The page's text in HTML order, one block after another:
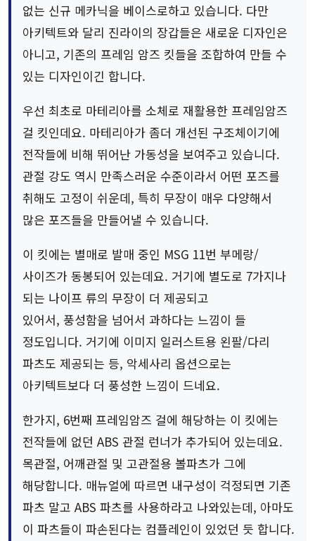
없는 신규 메카닉을 베이스로하고 있습니다. 다만
아키텍트와 달리 진라이의 장갑들은 새로운 디자인은
아니고, 기존의 프레임 암즈 킷들을 조합하여 만들 수
있는 디자인이긴 합니다.
우선 최초로 마테리아를 소체로 재활용한 프레임암즈
걸 킷인데요. 마테리아가 좀더 개선된 구조체이기에
전작들에 비해 뛰어난 가동성을 보여주고 있습니다.
관절 강도 역시 만족스러운 수준이라서 어떤 포즈를
취해도 고정이 쉬운데, 특히 무장이 매우 다양해서
많은 포즈들을 만들어낼 수 있습니다.
이 킷에는 별매로 발매 중인 MSG 11번 부메랑/
사이즈가 동봉되어 있는데요. 거기에 별도로 7가지나
되는 나이프 류의 무장이 더 제공되고
있어서, 풍성함을 넘어서 과하다는 느낌이 들
정도입니다. 거기에 이미지 일러스트용 왼팔/다리
파츠도 제공되는 등, 악세사리 옵션으로는
아키텍트보다 더 풍성한 느낌이 드네요.
한가지, 6번째 프레임암즈 걸에 해당하는 이 킷에는
전작들에 없던 ABS 관절 런너가 추가되어 있는데요.
목관절, 어깨관절 및 고관절용 볼파츠가 그에
해당합니다. 매뉴얼에 따르면 내구성이 걱정되면 기존
파츠 말고 ABS 파츠를 사용하라고 나와있는데, 아마도
이 파츠들이 파손된다는 컴플레인이 있었던 듯 합니다.